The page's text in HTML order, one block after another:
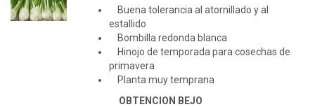
Buena tolerancia al atornillado y al
estallido
Bombilla redonda blanca
Hinojo de temporada para cosechas de
primavera
Planta muy temprana
OBTENCION BEJO